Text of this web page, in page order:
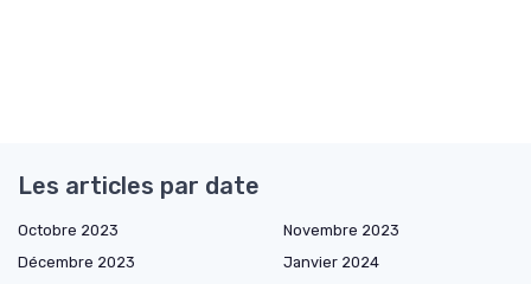
Les articles par date
Octobre 2023
Novembre 2023
Décembre 2023
Janvier 2024